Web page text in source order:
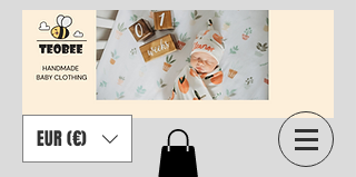
EUR (€)